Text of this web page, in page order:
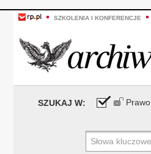
SZKOLENIA I KONFERENCJE
SZUKAJ W: Prawo